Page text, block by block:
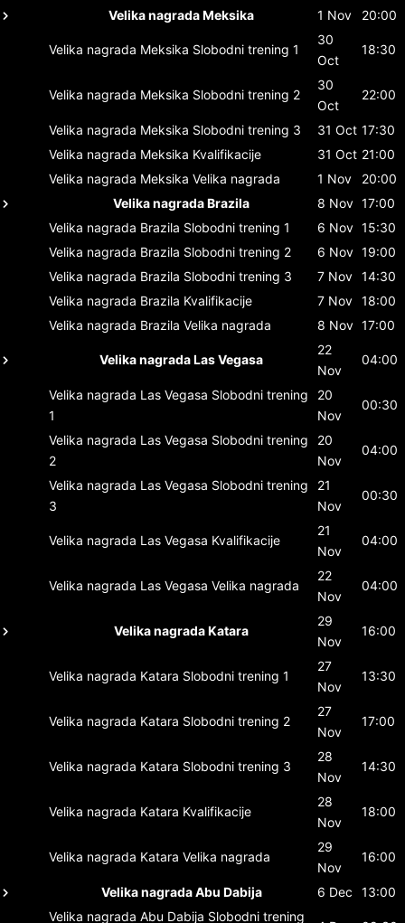
Velika nagrada Meksika 1 Nov 20:00
Velika nagrada Meksika Slobodni trening 1
30
Oct
18:30
Velika nagrada Meksika Slobodni trening 2
30
Oct
22:00
Velika nagrada Meksika Slobodni trening 3 31 Oct 17:30
Velika nagrada Meksika Kvalifikacije 31 Oct 21:00
Velika nagrada Meksika Velika nagrada 1 Nov
20:00
Velika nagrada Brazila
8 Nov 17:00
Velika nagrada Brazila Slobodni trening 1 6 Nov 15:30
Velika nagrada Brazila Slobodni trening 2 6 Nov 19:00
Velika nagrada Brazila Slobodni trening 3 7 Nov 14:30
Velika nagrada Brazila Kvalifikacije 7 Nov 18:00
Velika nagrada Brazila Velika nagrada 8 Nov 17:00
Velika nagrada Las Vegasa
22
Nov
04:00
Velika nagrada Las Vegasa Slobodni trening
1
20
Nov
00:30
Velika nagrada Las Vegasa Slobodni trening
2
20
Nov
04:00
Velika nagrada Las Vegasa Slobodni trening
3
21
Nov
00:30
Velika nagrada Las Vegasa Kvalifikacije
21
Nov
04:00
Velika nagrada Las Vegasa Velika nagrada
22
Nov
04:00
Velika nagrada Katara
29
Nov
16:00
Velika nagrada Katara Slobodni trening 1
27
Nov
13:30
Velika nagrada Katara Slobodni trening 2
27
Nov
17:00
Velika nagrada Katara Slobodni trening 3
28
Nov
14:30
Velika nagrada Katara Kvalifikacije
28
Nov
18:00
Velika nagrada Katara Velika nagrada
29
Nov
16:00
Velika nagrada Abu Dabija 6 Dec
13:00
Velika nagrada Abu Dabija Slobodni trening